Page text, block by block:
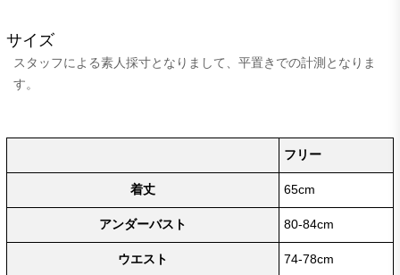
サイズ
スタッフによる素人採寸となりまして、平置きでの計測となりま
す。
フリー
着丈 65cm
アンダーバスト 80-84cm
ウエスト 74-78cm